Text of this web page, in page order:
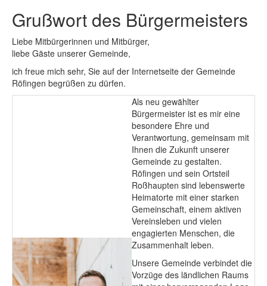
Grußwort des Bürgermeisters
Liebe Mitbürgerinnen und Mitbürger,
liebe Gäste unserer Gemeinde,
ich freue mich sehr, Sie auf der Internetseite der Gemeinde
Röfingen begrüßen zu dürfen.
Als neu gewählter
Bürgermeister ist es mir eine
besondere Ehre und
Verantwortung, gemeinsam mit
Ihnen die Zukunft unserer
Gemeinde zu gestalten.
Röfingen und sein Ortsteil
Roßhaupten sind lebenswerte
Heimatorte mit einer starken
Gemeinschaft, einem aktiven
Vereinsleben und vielen
engagierten Menschen, die
Zusammenhalt leben.
Unsere Gemeinde verbindet die
Vorzüge des ländlichen Raums